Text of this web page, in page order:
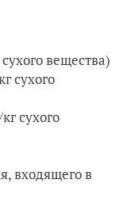
вещества)
сухого
сухого
, входящего в